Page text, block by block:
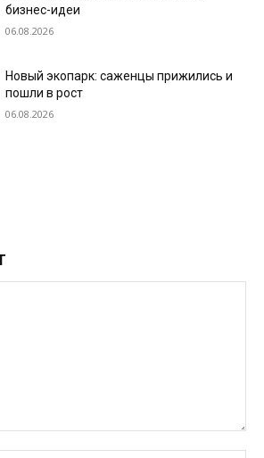
бизнес-идеи
06.08.2026
Новый экопарк: саженцы прижились и
пошли в рост
06.08.2026